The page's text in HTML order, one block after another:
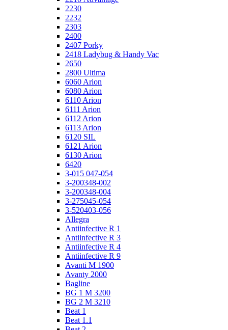
2230
2232
2303
2400
2407 Porky
2418 Ladybug & Handy Vac
2650
2800 Ultima
6060 Arion
6080 Arion
6110 Arion
6111 Arion
6112 Arion
6113 Arion
6120 SIL
6121 Arion
6130 Arion
6420
3-015 047-054
3-200348-002
3-200348-004
3-275045-054
3-520403-056
Allegra
Antiinfective R 1
Antiinfective R 3
Antiinfective R 4
Antiinfective R 9
Avanti M 1900
Avanty 2000
Bagline
BG 1 M 3200
BG 2 M 3210
Beat 1
Beat 1.1